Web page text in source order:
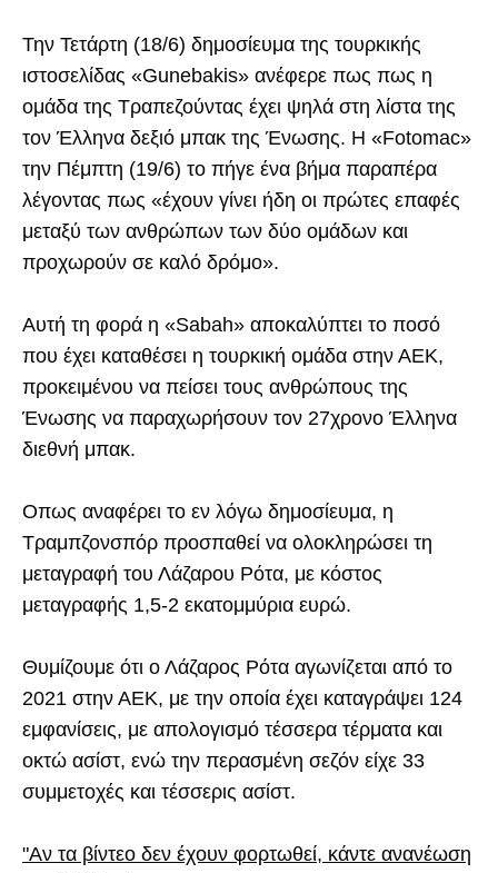
Την Τετάρτη (18/6) δημοσίευμα της τουρκικής
ιστοσελίδας «Gunebakis» ανέφερε πως πως η
ομάδα της Τραπεζούντας έχει ψηλά στη λίστα της
τον Έλληνα δεξιό μπακ της Ένωσης. Η «Fotomac»
την Πέμπτη (19/6) το πήγε ένα βήμα παραπέρα
λέγοντας πως «έχουν γίνει ήδη οι πρώτες επαφές
μεταξύ των ανθρώπων των δύο ομάδων και
προχωρούν σε καλό δρόμο».
Αυτή τη φορά η «Sabah» αποκαλύπτει το ποσό
που έχει καταθέσει η τουρκική ομάδα στην ΑΕΚ,
προκειμένου να πείσει τους ανθρώπους της
Ένωσης να παραχωρήσουν τον 27χρονο Έλληνα
διεθνή μπακ.
Οπως αναφέρει το εν λόγω δημοσίευμα, η
Τραμπζονσπόρ προσπαθεί να ολοκληρώσει τη
μεταγραφή του Λάζαρου Ρότα, με κόστος
μεταγραφής 1,5-2 εκατομμύρια ευρώ.
Θυμίζουμε ότι ο Λάζαρος Ρότα αγωνίζεται από το
2021 στην ΑΕΚ, με την οποία έχει καταγράψει 124
εμφανίσεις, με απολογισμό τέσσερα τέρματα και
οκτώ ασίστ, ενώ την περασμένη σεζόν είχε 33
συμμετοχές και τέσσερις ασίστ.
"Αν τα βίντεο δεν έχουν φορτωθεί, κάντε ανανέωση